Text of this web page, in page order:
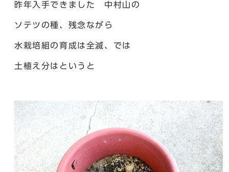
昨年入手できました 中村山の
ソテツの種、残念ながら
水栽培組の育成は全滅、では
土植え分はというと